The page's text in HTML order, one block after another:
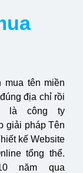
mua tên miền
địa chỉ rồi
là công ty
giải pháp Tên
kế Website
tổng thể.
năm qua